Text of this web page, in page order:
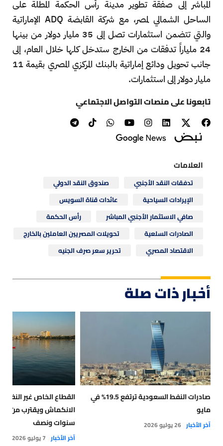
المباشر إلى صفقة تطوير مدينة رأس الحكمة المطلة على
الساحل الشمالي لمصر، مع شركة القابضة ADQ الإماراتية
والتي تتضمن استثمارات تصل إلى 35 مليار دولار من بينها
24 ملياراً تدفقات من الخارج ستدخل كلها خلال العام، إلى
جانب تحويل ودائع إماراتية بالبنك المركزي المصري بقيمة 11
مليار دولار إلى استثمارات.
تابعونا على منصات التواصل الاجتماعي
العلامات
تدفقات النقد الأجنبي
صندوق النقد الدولي
الإيرادات السياحية
عائدات قناة السويس
صافي الاستثمار الأجنبي المباشر
رأس الحكمة
الصادرات السلعية
تحويلات المصريين العاملين بالخارج
الاقتصاد المصري
تحرير سعر صرف الجنيه
أخبار ذات صلة
صادرات النفط السعودية ترتفع 19.5% في
مايو
آخر الأخبار 26 يوليو 2026
القطاع الخاص غير
سنوات ونصف
آخر الأخبار 7 يوليو 2026